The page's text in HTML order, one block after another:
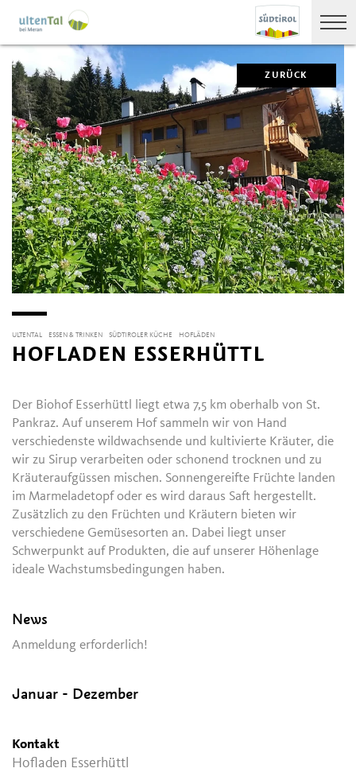
ZURÜCK
ULTENTAL ESSEN & TRINKEN SÜDTIROLER KÜCHE HOFLÄDEN
HOFLADEN ESSERHÜTTL
Der Biohof Esserhüttl liegt etwa 7,5 km oberhalb von St.
Pankraz. Auf unserem Hof sammeln wir von Hand
verschiedenste wildwachsende und kultivierte Kräuter, die
wir zu Sirup verarbeiten oder schonend trocknen und zu
Kräuteraufgüssen mischen. Sonnengereifte Früchte landen
im Marmeladetopf oder es wird daraus Saft hergestellt.
Zusätzlich zu den Früchten und Kräutern bieten wir
verschiedene Gemüsesorten an. Dabei liegt unser
Schwerpunkt auf Produkten, die auf unserer Höhenlage
ideale Wachstumsbedingungen haben.
News
Anmeldung erforderlich!
Januar - Dezember
Kontakt
Hofladen Esserhüttl